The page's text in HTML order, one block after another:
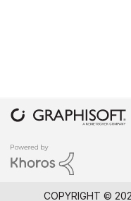
COPYRIGHT ©